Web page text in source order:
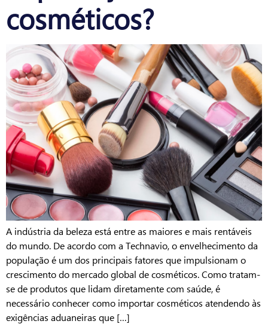
cosméticos?
A indústria da beleza está entre as maiores e mais rentáveis
do mundo. De acordo com a Technavio, o envelhecimento da
população é um dos principais fatores que impulsionam o
crescimento do mercado global de cosméticos. Como tratam-
se de produtos que lidam diretamente com saúde, é
necessário conhecer como importar cosméticos atendendo às
exigências aduaneiras que […]